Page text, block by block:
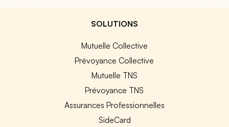
SOLUTIONS
Mutuelle Collective
Prévoyance Collective
Mutuelle TNS
Prévoyance TNS
Assurances Professionnelles
SideCard